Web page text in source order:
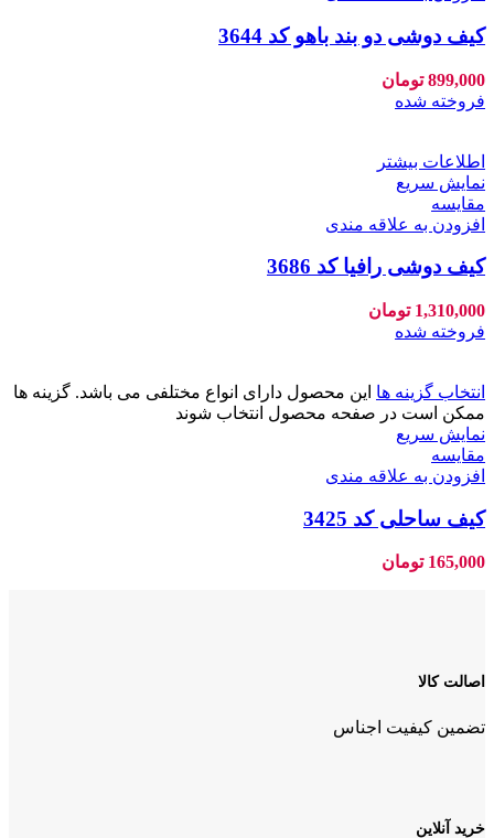
کیف دوشی دو بند باهو کد 3644
899,000 تومان
فروخته شده
اطلاعات بیشتر
نمایش سریع
مقايسه
افزودن به علاقه مندی
کیف دوشی رافیا کد 3686
1,310,000 تومان
فروخته شده
انتخاب گزینه ها این محصول دارای انواع مختلفی می باشد. گزینه ها
ممکن است در صفحه محصول انتخاب شوند
نمایش سریع
مقايسه
افزودن به علاقه مندی
کیف ساحلی کد 3425
165,000 تومان
اصالت کالا
تضمین کیفیت اجناس
خرید آنلاین